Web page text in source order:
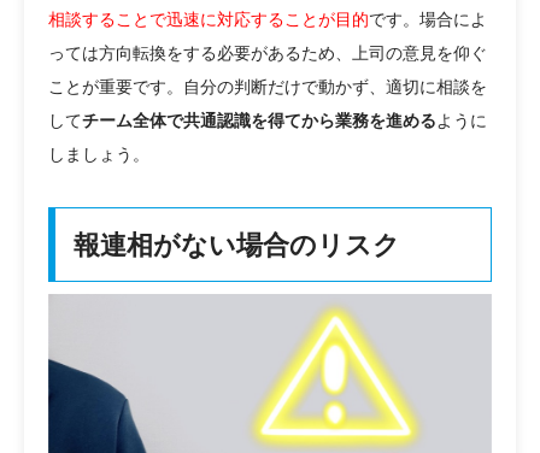
相談することで迅速に対応することが目的です。場合によ
っては方向転換をする必要があるため、上司の意見を仰ぐ
ことが重要です。自分の判断だけで動かず、適切に相談を
してチーム全体で共通認識を得てから業務を進めるように
しましょう。
報連相がない場合のリスク